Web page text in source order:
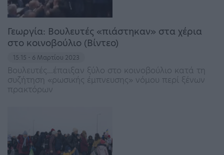
Γεωργία: Βουλευτές «πιάστηκαν» στα χέρια
στο κοινοβούλιο (Bίντεο)
15:15 - 6 Μαρτίου 2023
Βουλευτές...έπαιξαν ξύλο στο κοινοβούλιο κατά τη
συζήτηση «ρωσικής έμπνευσης» νόμου περί ξένων
πρακτόρων